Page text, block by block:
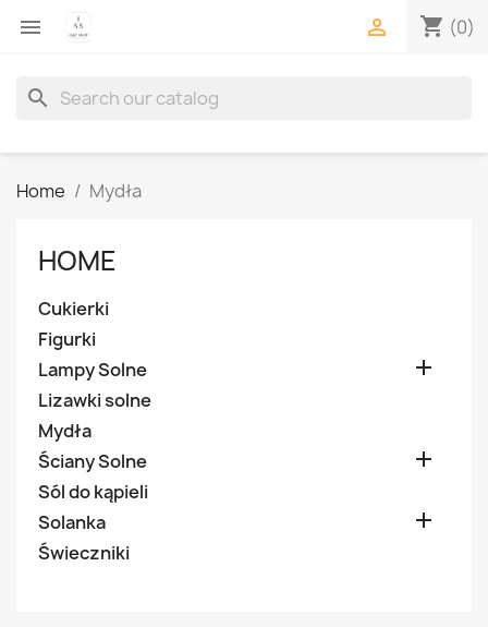
 shopping_cart (0)

search
Home Mydła
HOME
Cukierki
Figurki
Lampy Solne

Lizawki solne
Mydła
Ściany Solne

Sól do kąpieli
Solanka

Świeczniki